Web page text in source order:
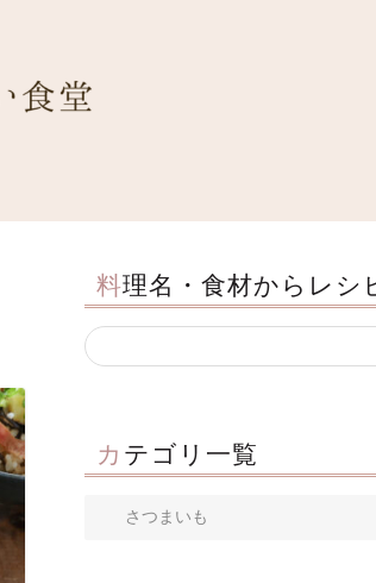
料理名・食材からレシ
カテゴリ一覧